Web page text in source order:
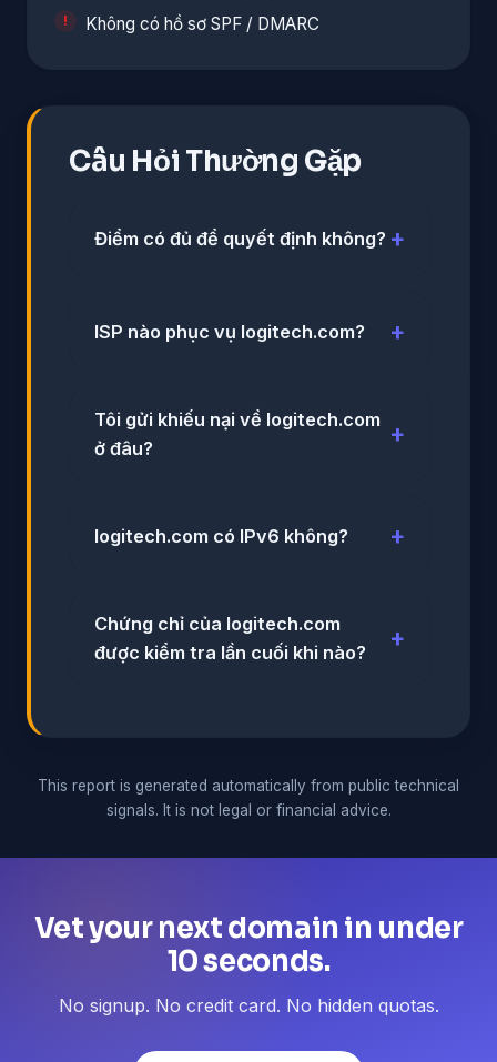
Không có hồ sơ SPF / DMARC
Câu Hỏi Thường Gặp
Điểm có đủ để quyết định không?
ISP nào phục vụ logitech.com?
Tôi gửi khiếu nại về logitech.com
ở đâu?
logitech.com có IPv6 không?
Chứng chỉ của logitech.com
được kiểm tra lần cuối khi nào?
This report is generated automatically from public technical
signals. It is not legal or financial advice.
Vet your next domain in under
10 seconds.
No signup. No credit card. No hidden quotas.